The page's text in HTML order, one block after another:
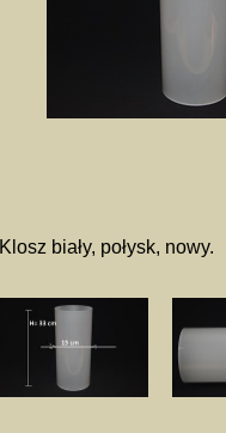
Klosz biały, połysk, nowy.